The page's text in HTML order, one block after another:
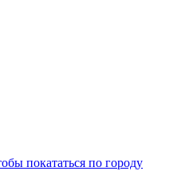
покататься по городу